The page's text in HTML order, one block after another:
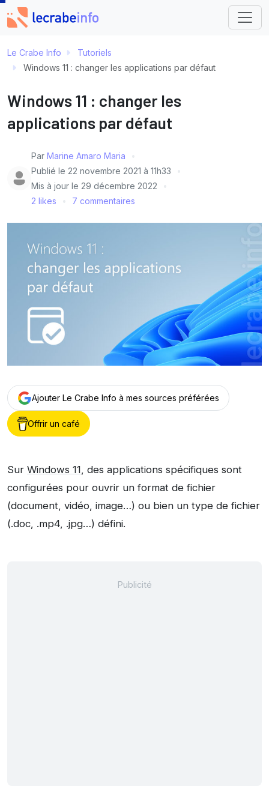
Le Crabe Info
Tutoriels
Windows 11 : changer les applications par défaut
Windows 11 : changer les
applications par défaut
Par Marine Amaro Maria
Publié le 22 novembre 2021 à 11h33
Mis à jour le 29 décembre 2022
2 likes
7 commentaires
Ajouter Le Crabe Info à mes sources préférées
Offrir un café
Sur Windows 11, des applications spécifiques sont
configurées pour ouvrir un format de fichier
(document, vidéo, image…) ou bien un type de fichier
(.doc, .mp4, .jpg…) défini.